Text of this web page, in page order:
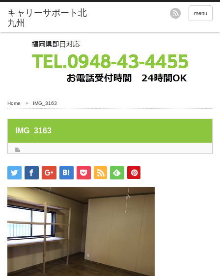
menu
Home IMG_3163
IMG_3163